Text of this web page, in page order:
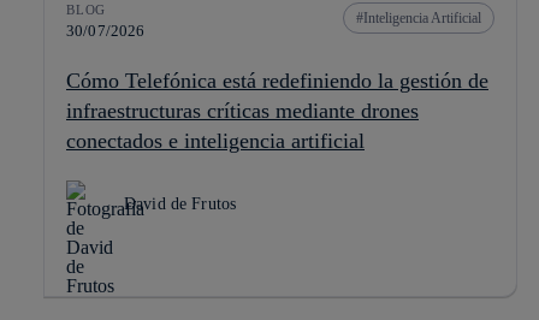
BLOG
30/07/2026
Inteligencia Artificial
Cómo Telefónica está redefiniendo la gestión de
infraestructuras críticas mediante drones
conectados e inteligencia artificial
David de Frutos